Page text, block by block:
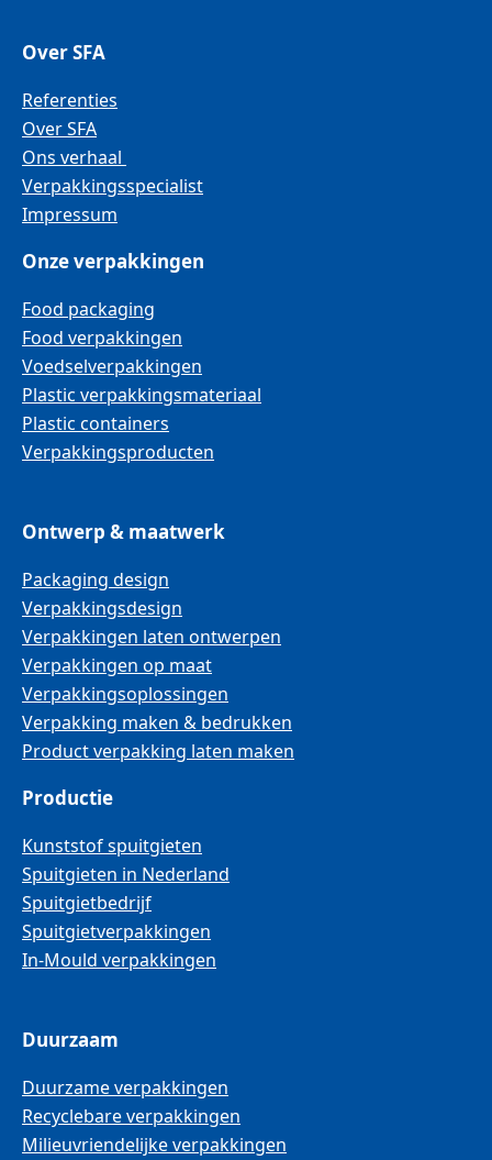
Over SFA
Referenties
Over SFA
Ons verhaal
Verpakkingsspecialist
Impressum
Onze verpakkingen
Food packaging
Food verpakkingen
Voedselverpakkingen
Plastic verpakkingsmateriaal
Plastic containers
Verpakkingsproducten
Ontwerp & maatwerk
Packaging design
Verpakkingsdesign
Verpakkingen laten ontwerpen
Verpakkingen op maat
Verpakkingsoplossingen
Verpakking maken & bedrukken
Product verpakking laten maken
Productie
Kunststof spuitgieten
Spuitgieten in Nederland
Spuitgietbedrijf
Spuitgietverpakkingen
In-Mould verpakkingen
Duurzaam
Duurzame verpakkingen
Recyclebare verpakkingen
Milieuvriendelijke verpakkingen